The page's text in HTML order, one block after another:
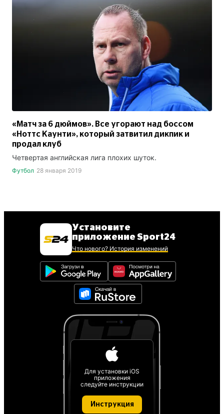
«Матч за 6 дюймов». Все угорают над боссом
«Ноттс Каунти», который затвитил дикпик и
продал клуб
Четвертая английская лига плохих шуток.
Футбол 28 января 2019
Установите
приложение Sport24
Что нового? История изменений
Для установки iOS
приложения
следуйте инструкции
Инструкция